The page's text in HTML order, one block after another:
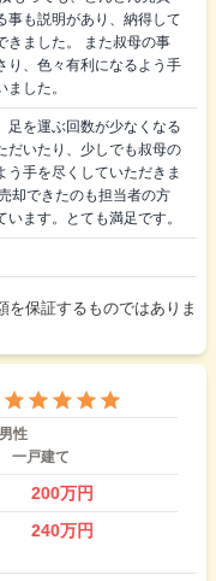
事も説明があり、納得して
きました。 また叔母の事
り、色々有利になるよう手
した。
足を運ぶ回数が少なくなる
だいたり、少しでも叔母の
う手を尽くしていただきま
却できたのも担当者の方
ます。とても満足です。
保証するものではありま
男性
一戸建て
200万円
240万円